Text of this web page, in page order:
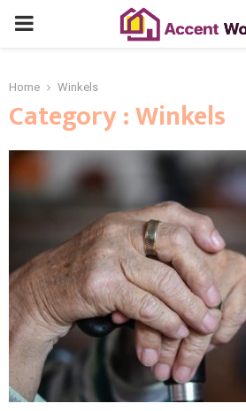
PRIMARY
Home Winkels
Category : Winkels